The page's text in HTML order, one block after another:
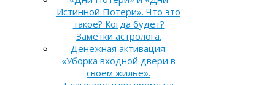
Истинной Потери». Что это
такое? Когда будет?
Заметки астролога.
Денежная активация:
«Уборка входной двери в
своем жилье».